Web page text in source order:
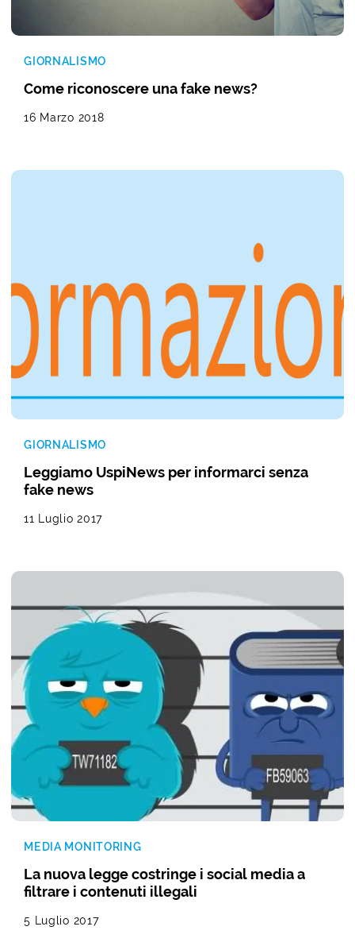
GIORNALISMO
Come riconoscere una fake news?
16 Marzo 2018
GIORNALISMO
Leggiamo UspiNews per informarci senza
fake news
11 Luglio 2017
MEDIA MONITORING
La nuova legge costringe i social media a
filtrare i contenuti illegali
5 Luglio 2017